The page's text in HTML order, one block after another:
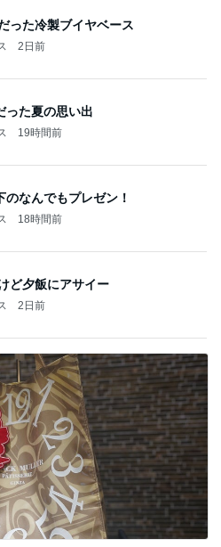
った冷製ブイヤベース
2日前
った夏の思い出
19時間前
のなんでもプレゼン！
18時間前
ど夕飯にアサイー
2日前